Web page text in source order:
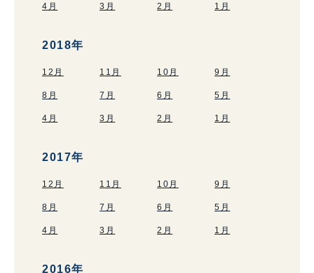
4月 3月 2月 1月
2018年
12月 11月 10月 9月
8月 7月 6月 5月
4月 3月 2月 1月
2017年
12月 11月 10月 9月
8月 7月 6月 5月
4月 3月 2月 1月
2016年